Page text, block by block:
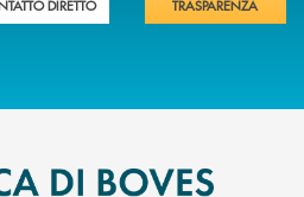
DIRETTO TRASPARENZA